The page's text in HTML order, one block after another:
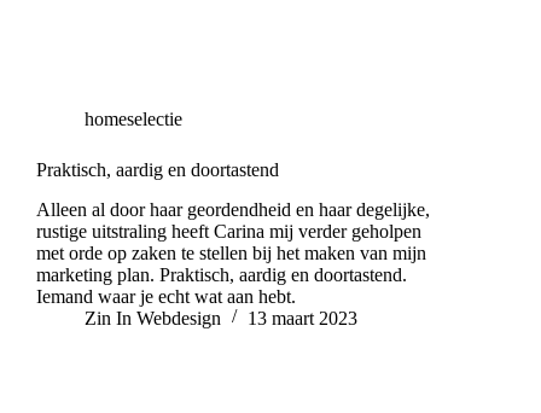
homeselectie
Praktisch, aardig en doortastend
Alleen al door haar geordendheid en haar degelijke,
rustige uitstraling heeft Carina mij verder geholpen
met orde op zaken te stellen bij het maken van mijn
marketing plan. Praktisch, aardig en doortastend.
Iemand waar je echt wat aan hebt.
Zin In Webdesign
13 maart 2023